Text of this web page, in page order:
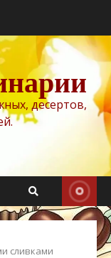
десертов,
сливками